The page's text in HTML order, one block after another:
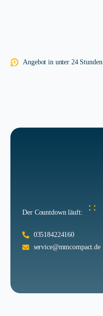
Angebot in unter 24 Stunden
Der Countdown läuft: : :
035184224160
service@mmcompact.de